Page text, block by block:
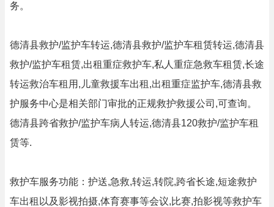
务。
德清县救护/监护车转运,德清县救护/监护车租赁转运,德清县
救护/监护车租赁,出租重症救护车,私人重症急救车租赁,长途
转运救治车租用,儿童救援车出租,出租重症监护车,德清县救
护服务中心是相关部门审批的正规救护救援公司,可查询。
德清县跨省救护/监护车病人转运,德清县120救护/监护车租
赁等.
救护车服务功能：护送,急救,转运,转院,跨省长途,短途救护
车出租以及影视拍摄,体育赛事等会议,比赛,拍影视等救护车